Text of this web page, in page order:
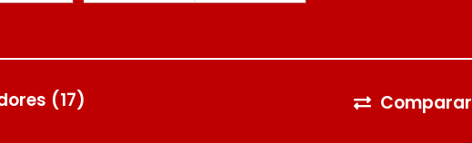
(17) Comparar